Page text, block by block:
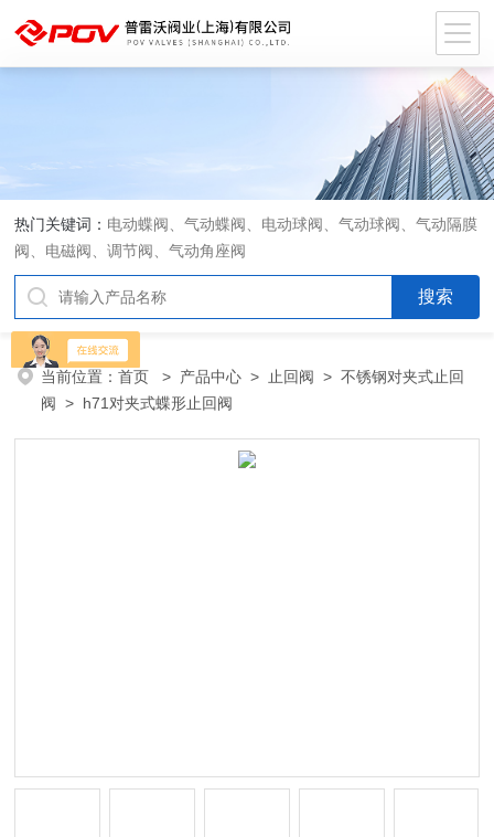
热门关键词： 电动蝶阀、气动蝶阀、电动球阀、气动球阀、气动隔膜
阀、电磁阀、调节阀、气动角座阀
当前位置：首页 > 产品中心 > 止回阀 >不锈钢对夹式止回
阀 > h71对夹式蝶形止回阀